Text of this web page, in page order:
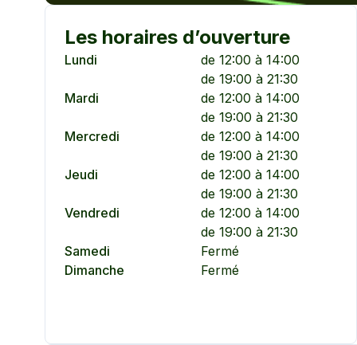
Les horaires d’ouverture
Lundi
de 12:00 à 14:00
de 19:00 à 21:30
Mardi
de 12:00 à 14:00
de 19:00 à 21:30
Mercredi
de 12:00 à 14:00
de 19:00 à 21:30
Jeudi
de 12:00 à 14:00
de 19:00 à 21:30
Vendredi
de 12:00 à 14:00
de 19:00 à 21:30
Samedi
Fermé
Dimanche
Fermé